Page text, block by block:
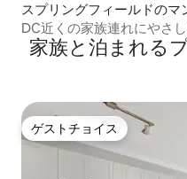
スプリングフィールドのマ
ト
DC近くの家族連れにやさ
家族と泊まれる
ゲストチョイス
ゲストチョイス